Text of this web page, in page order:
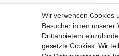
Wir verwenden Cookies
Besucher:innen unserer
Drittanbietern
gesetzte Cookies. Wir